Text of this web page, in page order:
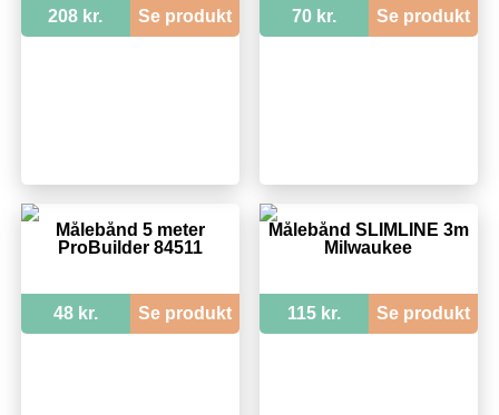
208 kr. Se produkt 70 kr. Se produkt
Målebånd 5 meter
ProBuilder 84511
48 kr. Se produkt
Målebånd SLIMLINE 3m
Milwaukee
115 kr. Se produkt